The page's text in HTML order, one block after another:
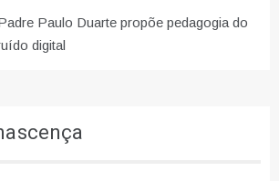
Paulo Duarte propõe pedagogia do
digital